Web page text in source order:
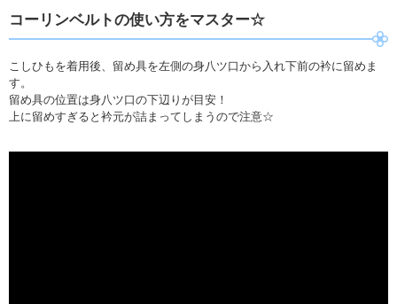
コーリンベルトの使い方をマスター☆
こしひもを着用後、留め具を左側の身八ツ口から入れ下前の衿に留めま
す。
留め具の位置は身八ツ口の下辺りが目安！
上に留めすぎると衿元が詰まってしまうので注意☆